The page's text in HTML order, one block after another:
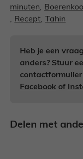
minuten, Boerenkool
, Recept, Tahin
Heb je een
anders? Stuur
Facebook of
Delen met